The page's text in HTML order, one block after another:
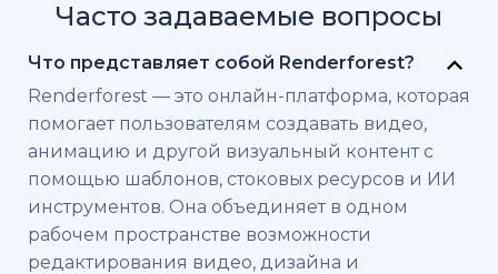
Часто задаваемые вопросы
Что представляет собой Renderforest?
Renderforest — это онлайн-платформа, которая
помогает пользователям создавать видео,
анимацию и другой визуальный контент с
помощью шаблонов, стоковых ресурсов и ИИ
инструментов. Она объединяет в одном
рабочем пространстве возможности
редактирования видео, дизайна и